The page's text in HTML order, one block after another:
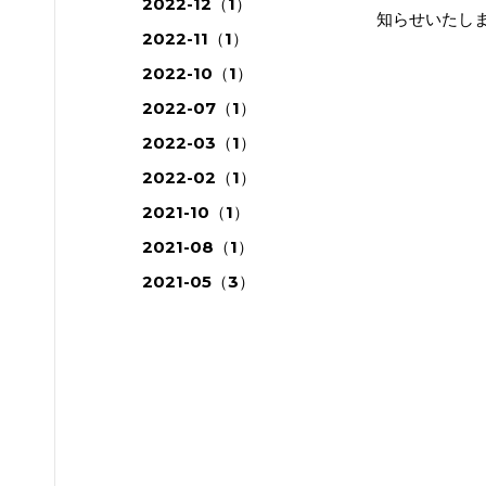
知らせいたし
2022-11（1）
2022-10（1）
2022-07（1）
2022-03（1）
2022-02（1）
2021-10（1）
2021-08（1）
2021-05（3）